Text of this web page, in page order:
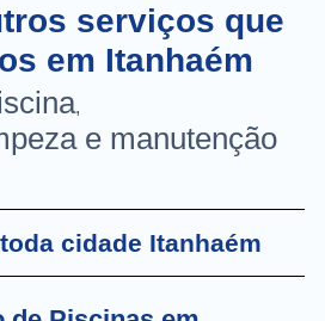
serviços que
em Itanhaém
,
e manutenção
cidade Itanhaém